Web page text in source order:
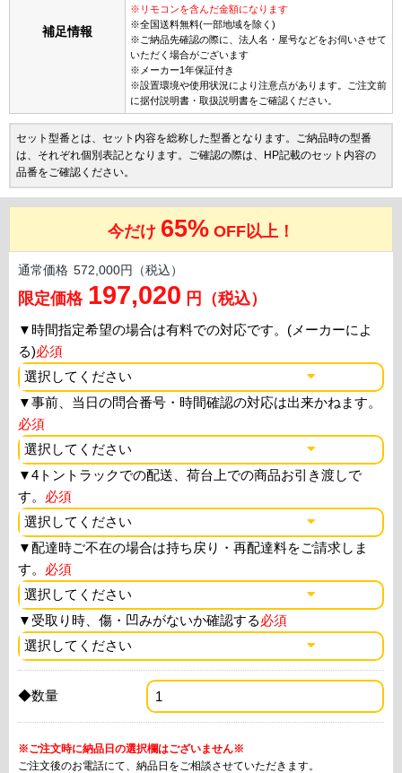
補足情報
※リモコンを含んだ金額になります
※全国送料無料(一部地域を除く)
※ご納品先確認の際に、法人名・屋号などをお伺いさせて
いただく場合がございます
※メーカー1年保証付き
※設置環境や使用状況により注意点があります。ご注文前
に据付説明書・取扱説明書をご確認ください。
セット型番とは、セット内容を総称した型番となります。ご納品時の型番
は、それぞれ個別表記となります。ご確認の際は、HP記載のセット内容の
品番をご確認ください。
今だけ 65% OFF以上！
通常価格 572,000円（税込）
限定価格 197,020 円（税込）
▼時間指定希望の場合は有料での対応です。(メーカーによ
る)必須
▼事前、当日の問合番号・時間確認の対応は出来かねます。
必須
▼4トントラックでの配送、荷台上での商品お引き渡しで
す。 必須
▼配達時ご不在の場合は持ち戻り・再配達料をご請求しま
す。 必須
▼ 受取り時、傷・凹みがないか確認する必須
◆数量
※ご注文時に納品日の選択欄はございません※
ご注文後のお電話にて、納品日をご相談させていただきます。